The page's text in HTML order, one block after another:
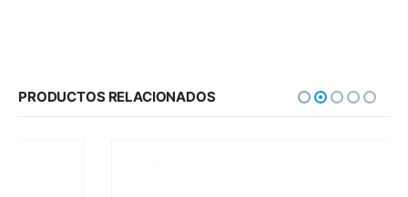
PRODUCTOS RELACIONADOS